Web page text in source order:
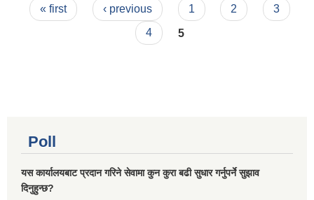
Pages
« first ‹ previous 1 2
3
4
5
Poll
यस कार्यालयबाट प्रदान गरिने सेवामा कुन कुरा बढी सुधार गर्नुपर्ने सुझाव
दिनुहुन्छ?